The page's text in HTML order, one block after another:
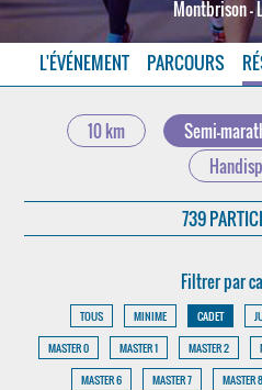
Montbrison -
L'ÉVÉNEMENT PARCOURS
10 km Semi-
739
Filtrer par
TOUS MINIME CADET
MASTER 0
MASTER 1 MASTER 2
MASTER 6
MASTER 7 MASTER 8